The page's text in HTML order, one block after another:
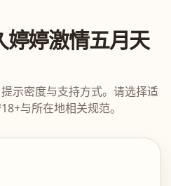
婷激情五月天
示密度与支持方式。请选择适
与所在地相关规范。